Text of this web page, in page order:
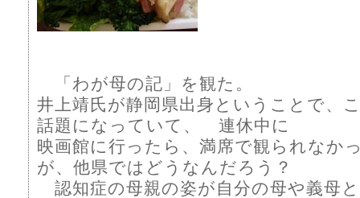
「わが母の記」を観た。
井上靖氏が静岡県出身ということで、
話題になっていて、 連休中に
映画館に行ったら、満席で観られなか
が、他県ではどうなんだろう？
認知症の母親の姿が自分の母や義母